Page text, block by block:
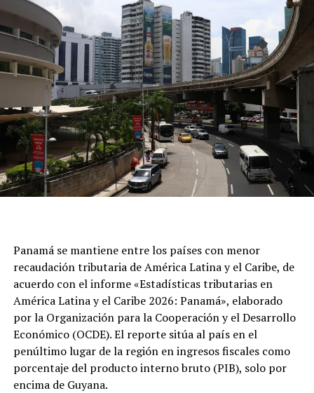
Panamá se mantiene entre los países con menor
recaudación tributaria de América Latina y el Caribe, de
acuerdo con el informe «Estadísticas tributarias en
América Latina y el Caribe 2026: Panamá», elaborado
por la Organización para la Cooperación y el Desarrollo
Económico (OCDE). El reporte sitúa al país en el
penúltimo lugar de la región en ingresos fiscales como
porcentaje del producto interno bruto (PIB), solo por
encima de Guyana.